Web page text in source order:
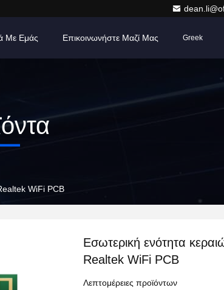
Με Εμάς Επικοινωνήστε Μαζί Μας Greek
WiFi PCB
Εσωτερική ενότητα
Realtek WiFi PCB
Λεπτομέρειες προϊόντων